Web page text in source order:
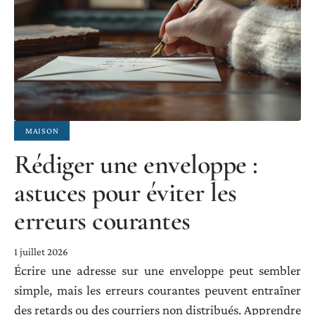
MAISON
Rédiger une enveloppe :
astuces pour éviter les
erreurs courantes
1 juillet 2026
Écrire une adresse sur une enveloppe peut sembler
simple, mais les erreurs courantes peuvent entraîner
des retards ou des courriers non distribués. Apprendre